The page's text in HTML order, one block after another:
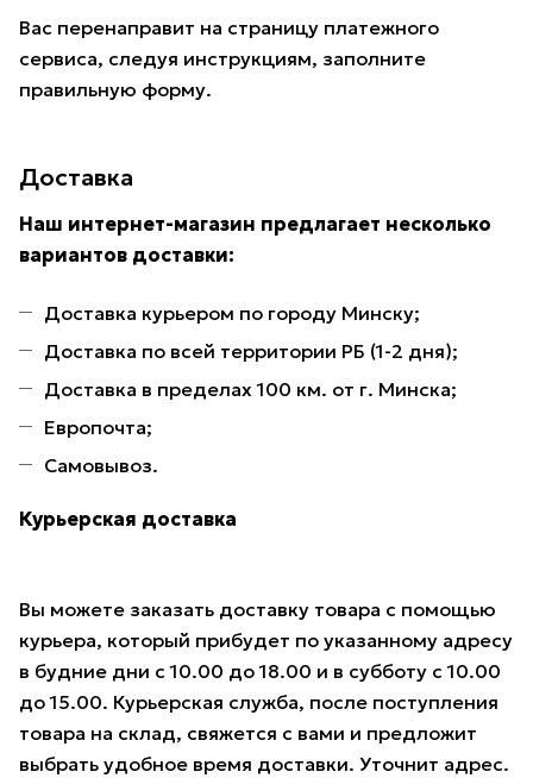
Вас перенаправит на страницу платежного
сервиса, следуя инструкциям, заполните
правильную форму.
Доставка
Наш интернет-магазин предлагает несколько
вариантов доставки:
Доставка курьером по городу Минску;
Доставка по всей территории РБ (1-2 дня);
Доставка в пределах 100 км. от г. Минска;
Европочта;
Самовывоз.
Курьерская доставка
Вы можете заказать доставку товара с помощью
курьера, который прибудет по указанному адресу
в будние дни с 10.00 до 18.00 и в субботу с 10.00
до 15.00. Курьерская служба, после поступления
товара на склад, свяжется с вами и предложит
выбрать удобное время доставки. Уточнит адрес.